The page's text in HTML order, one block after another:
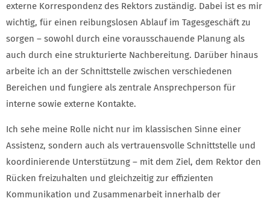
externe Korrespondenz des Rektors zuständig. Dabei ist es mir
wichtig, für einen reibungslosen Ablauf im Tagesgeschäft zu
sorgen – sowohl durch eine vorausschauende Planung als
auch durch eine strukturierte Nachbereitung. Darüber hinaus
arbeite ich an der Schnittstelle zwischen verschiedenen
Bereichen und fungiere als zentrale Ansprechperson für
interne sowie externe Kontakte.
Ich sehe meine Rolle nicht nur im klassischen Sinne einer
Assistenz, sondern auch als vertrauensvolle Schnittstelle und
koordinierende Unterstützung – mit dem Ziel, dem Rektor den
Rücken freizuhalten und gleichzeitig zur effizienten
Kommunikation und Zusammenarbeit innerhalb der